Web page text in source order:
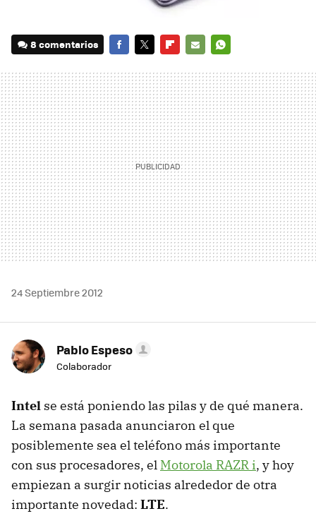
8 comentarios
MAIL
24 Septiembre 2012
Pablo Espeso
Colaborador
Intel se está poniendo las pilas y de qué manera.
La semana pasada anunciaron el que
posiblemente sea el teléfono más importante
con sus procesadores, el Motorola RAZR i, y hoy
empiezan a surgir noticias alrededor de otra
importante novedad: LTE.